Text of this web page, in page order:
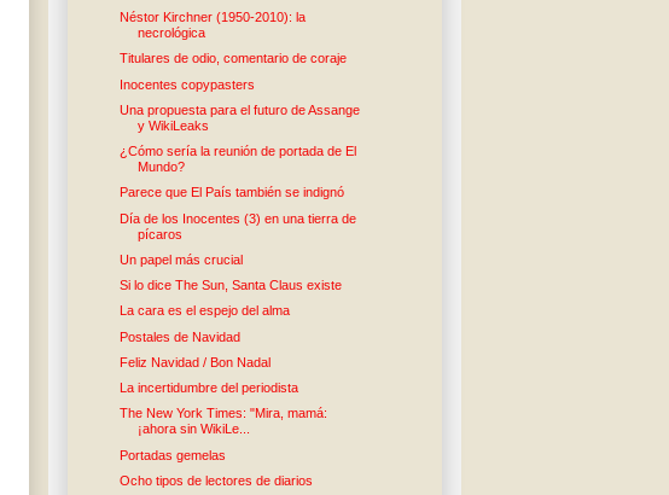
Néstor Kirchner (1950-2010): la
necrológica
Titulares de odio, comentario de coraje
Inocentes copypasters
Una propuesta para el futuro de Assange
y WikiLeaks
¿Cómo sería la reunión de portada de El
Mundo?
Parece que El País también se indignó
Día de los Inocentes (3) en una tierra de
pícaros
Un papel más crucial
Si lo dice The Sun, Santa Claus existe
La cara es el espejo del alma
Postales de Navidad
Feliz Navidad / Bon Nadal
La incertidumbre del periodista
The New York Times: "Mira, mamá:
¡ahora sin WikiLe...
Portadas gemelas
Ocho tipos de lectores de diarios